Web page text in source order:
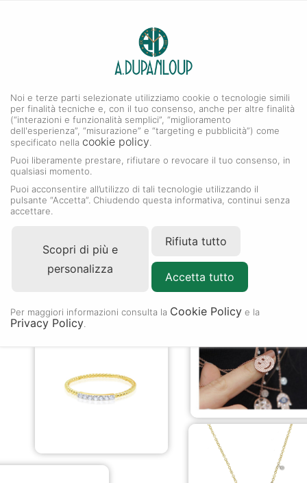
Gioielleria Dupanloup
MEIRA T
La bellezza della natura e il fermento di New York City
si fondono nell'opera di Meira Tugendhaft; la designer
del marchio di alta gioielleria Meira T. Meira è una
donna vivace che vive per creare e progettare alta
gioielleria. La sua collezione riflette la sua educazione
e la sua passione per i viaggi nel mondo.
Noi e terze parti selezionate utilizziamo cookie o tecnologie simili
per finalità tecniche e, con il tuo consenso, anche per altre finalità
(“interazioni e funzionalità semplici”, “miglioramento
dell'esperienza”, “misurazione” e “targeting e pubblicità”) come
specificato nella cookie policy
Puoi liberamente prestare, rifiutare o revocare il tuo consenso, in
qualsiasi momento.
Puoi acconsentire all’utilizzo di tali tecnologie utilizzando il
pulsante “Accetta”. Chiudendo questa informativa, continui senza
accettare.
Scopri di più e
personalizza
Rifiuta tutto
Accetta tutto
Per maggiori informazioni consulta la Cookie Policy e la
Privacy Policy